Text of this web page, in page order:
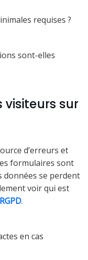
requises ?
sont-elles
visiteurs sur
d’erreurs et
formulaires sont
données se perdent
voir qui est
RGPD.
en cas